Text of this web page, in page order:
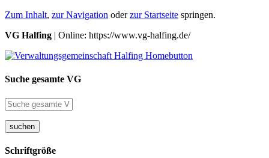
Zum Inhalt, zur Navigation oderzur Startseite springen.
VG Halfing | Online: https://www.vg-halfing.de/
Suche gesamte VG
suchen
Schriftgröße